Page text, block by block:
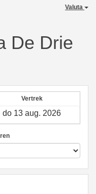
Valuta
De Drie
Vertrek